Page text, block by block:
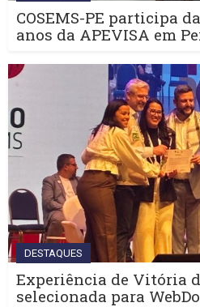
COSEMS-PE participa
anos da APEVISA em
DESTAQUES
Experiência de Vitória
selecionada para